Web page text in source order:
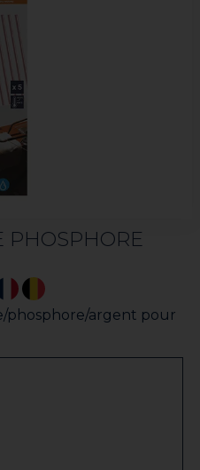
PHOSPHORE
phosphore/argent pour